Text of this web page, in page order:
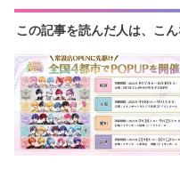
この記事を読んだ人は、こん